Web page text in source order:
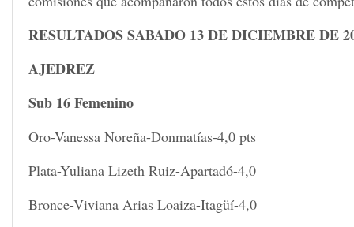
RESULTADOS SABADO 13 DE DICIEMBRE DE
AJEDREZ
Sub 16 Femenino
Oro-Vanessa Noreña-Donmatías-4,0 pts
Plata-Yuliana Lizeth Ruiz-Apartadó-4,0
Bronce-Viviana Arias Loaiza-Itagüí-4,0